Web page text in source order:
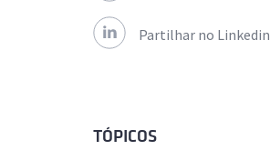
Partilhar no Linkedin
TÓPICOS